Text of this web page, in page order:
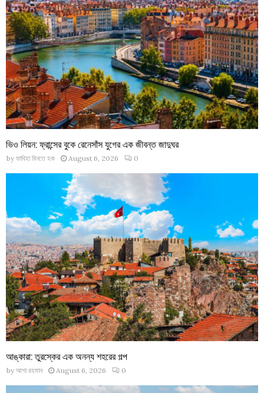
ভিও লিয়ন: ফ্রান্সের বুকে রেনেসাঁস যুগের এক জীবন্ত জাদুঘর
by ফাবিহা বিনতে হক August 6, 2026 0
আঙ্কারা: তুরস্কের এক অনন্য শহরের গল্প
by আশা রহমান August 6, 2026 0